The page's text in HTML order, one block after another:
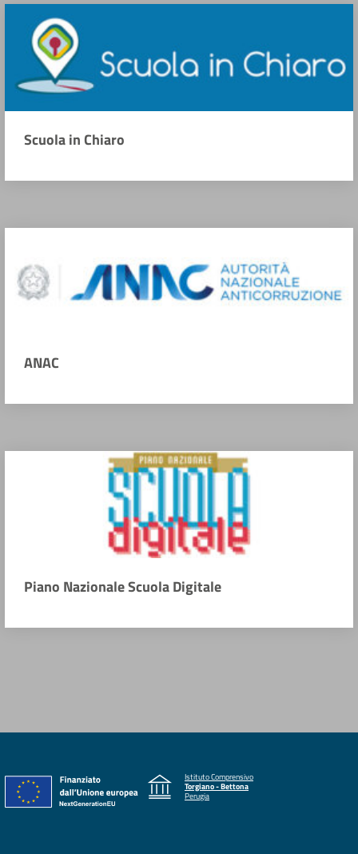
Scuola in Chiaro
ANAC
Piano Nazionale Scuola Digitale
Istituto Comprensivo
Torgiano - Bettona
Perugia